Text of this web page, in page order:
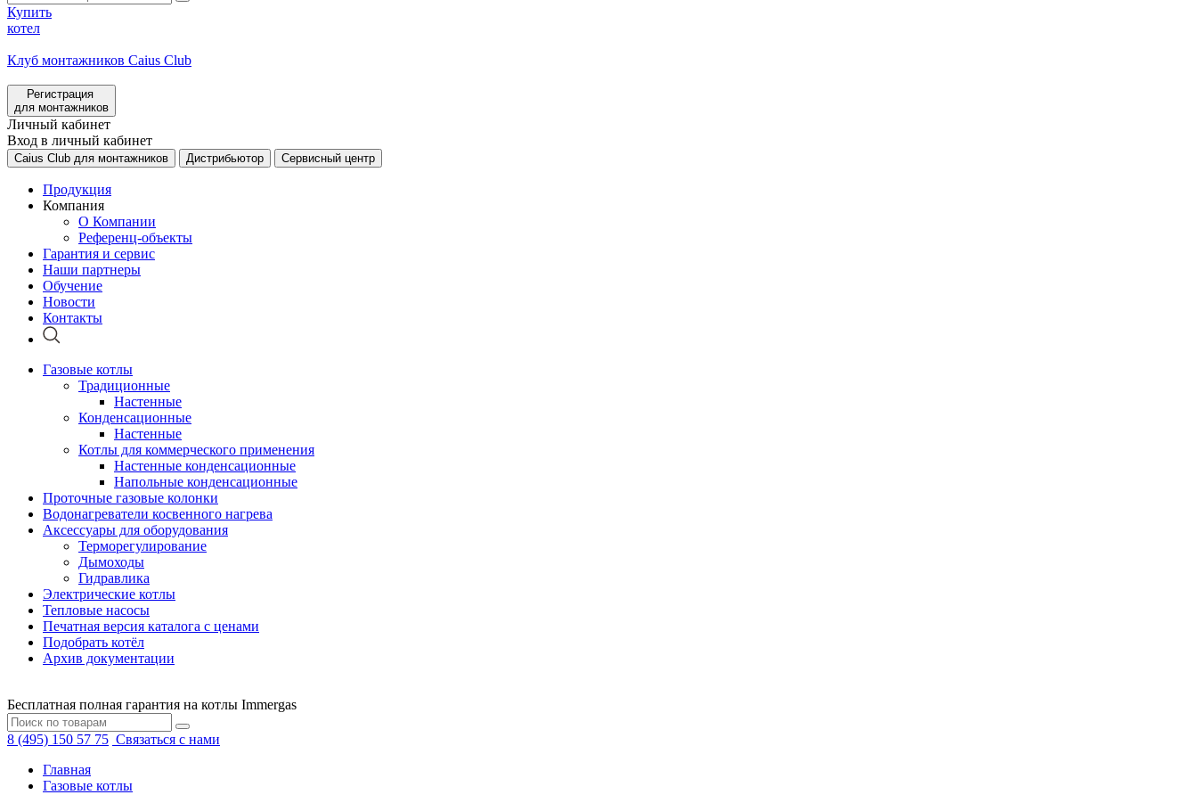
Купить
котел
Клуб монтажников Caius Club
Регистрация
для монтажников
Личный кабинет
Вход в личный кабинет
Caius Club для монтажников Дистрибьютор Сервисный центр
Продукция
Компания
О Компании
Референц-объекты
Гарантия и сервис
Наши партнеры
Обучение
Новости
Контакты
Газовые котлы
Традиционные
Настенные
Конденсационные
Настенные
Котлы для коммерческого применения
Настенные конденсационные
Напольные конденсационные
Проточные газовые колонки
Водонагреватели косвенного нагрева
Аксессуары для оборудования
Терморегулирование
Дымоходы
Гидравлика
Электрические котлы
Тепловые насосы
Печатная версия каталога с ценами
Подобрать котёл
Архив документации
Бесплатная полная гарантия на котлы Immergas
8 (495) 150 57 75 Связаться с нами
Главная
Газовые котлы